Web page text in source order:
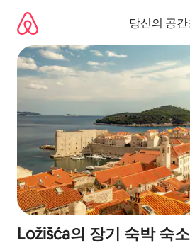
당신의 공
Ložišća의 장기 숙박 숙소